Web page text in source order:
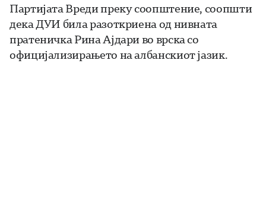
Партијата Вреди преку соопштение, соопшти
дека ДУИ била разоткриена од нивната
пратеничка Рина Ајдари во врска со
официјализирањето на албанскиот јазик.